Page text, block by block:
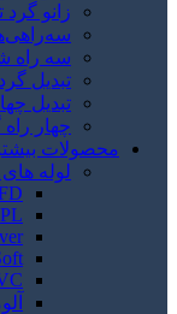
زانو گرد تبدیلی
سه‌راهی‌های
سه راه شلواره
تبدیل
تبدیل
چهار راه گرد 90 و
محصولات
لوله
PL